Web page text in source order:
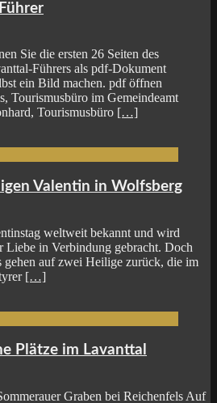
Sie die ersten 26 Seiten des
Führers als pdf-Dokument
ein Bild machen. pdf öffnen
Tourismusbüro im Gemeindeamt
Tourismusbüro […]
Valentin in Wolfsberg
weltweit bekannt und wird
Liebe in Verbindung gebracht. Doch
gehen auf zwei Heilige zurück, die im
[…]
Plätze im Lavanttal
Graben bei Reichenfels Auf